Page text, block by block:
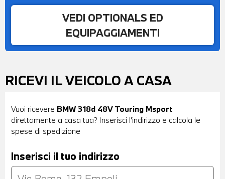
VEDI OPTIONALS ED
EQUIPAGGIAMENTI
RICEVI IL VEICOLO A CASA
Vuoi ricevere BMW 318d 48V Touring Msport
direttamente a casa tua? Inserisci l'indirizzo e calcola le
spese di spedizione
Inserisci il tuo indirizzo